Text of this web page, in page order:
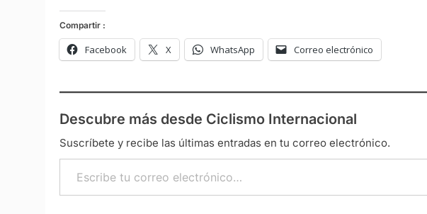
Compartir :
Facebook X WhatsApp Correo electrónico
Descubre más desde Ciclismo Internacional
Suscríbete y recibe las últimas entradas en tu correo electrónico.
Escribe tu correo electrónico…